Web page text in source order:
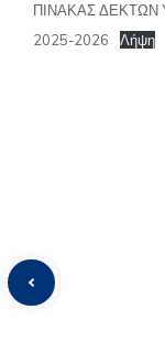
ΠΙΝΑΚΑΣ ΔΕΚΤΩΝ
2025-2026
Λήψη